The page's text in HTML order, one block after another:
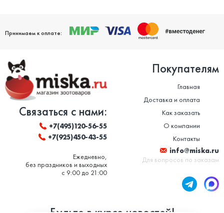
Принимаем к оплате:
Связаться с нами:
+7(495)120-56-55
+7(925)450-43-55
Ежедневно,
без праздников и выходных
с 9:00 до 21:00
Покупателям
Главная
Доставка и оплата
Как заказать
О компании
Контакты
info@miska.ru
Для вопросов по заказам